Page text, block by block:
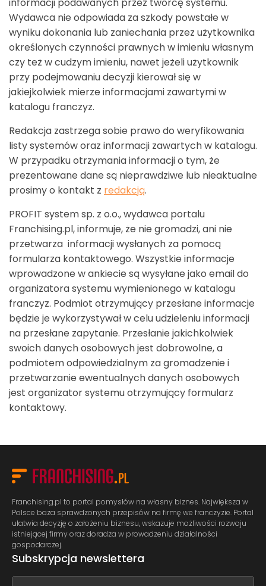
informacji podawanych przez twórcę systemu.
Wydawca nie odpowiada za szkody powstałe w
wyniku dokonania lub zaniechania przez użytkownika
określonych czynności prawnych w imieniu własnym
czy też w cudzym imieniu, nawet jeżeli użytkownik
przy podejmowaniu decyzji kierował się w
jakiejkolwiek mierze informacjami zawartymi w
katalogu franczyz.
Redakcja zastrzega sobie prawo do weryfikowania
listy systemów oraz informacji zawartych w katalogu.
W przypadku otrzymania informacji o tym, że
prezentowane dane są nieprawdziwe lub nieaktualne
prosimy o kontakt z redakcją.
PROFIT system sp. z o.o., wydawca portalu
Franchising.pl, informuje, że nie gromadzi, ani nie
przetwarza informacji wysłanych za pomocą
formularza kontaktowego. Wszystkie informacje
wprowadzone w ankiecie są wysyłane jako email do
organizatora systemu wymienionego w katalogu
franczyz. Podmiot otrzymujący przesłane informacje
będzie je wykorzystywał w celu udzieleniu informacji
na przesłane zapytanie. Przesłanie jakichkolwiek
swoich danych osobowych jest dobrowolne, a
podmiotem odpowiedzialnym za gromadzenie i
przetwarzanie ewentualnych danych osobowych
jest organizator systemu otrzymujący formularz
kontaktowy.
Franchising.pl to portal pomysłów na własny biznes. Największa w
Polsce baza sprawdzonych przepisów na firmę we franczyzie. Portal
ułatwia decyzję o założeniu biznesu, wskazuje możliwości rozwoju
istniejącej firmy oraz doradza w prowadzeniu działalności
gospodarczej.
Subskrypcja newslettera
If